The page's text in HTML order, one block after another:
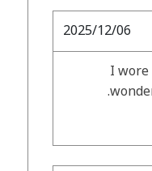
2025/12/06
I